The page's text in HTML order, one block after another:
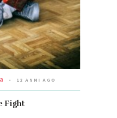
12 ANNI AGO
Fight